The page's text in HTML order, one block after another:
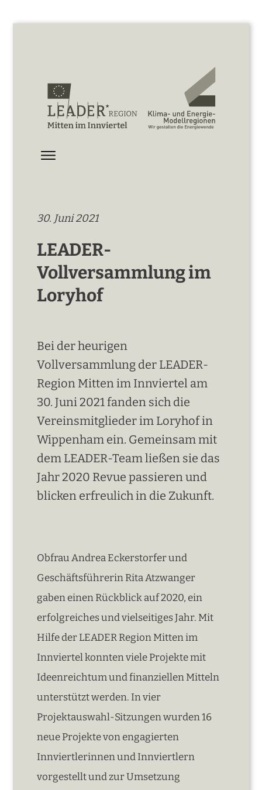
30. Juni 2021
LEADER-
Vollversammlung im
Loryhof
Bei der heurigen
Vollversammlung der LEADER-
Region Mitten im Innviertel am
30. Juni 2021 fanden sich die
Vereinsmitglieder im Loryhof in
Wippenham ein. Gemeinsam mit
dem LEADER-Team ließen sie das
Jahr 2020 Revue passieren und
blicken erfreulich in die Zukunft.
Obfrau Andrea Eckerstorfer und
Geschäftsführerin Rita Atzwanger
gaben einen Rückblick auf 2020, ein
erfolgreiches und vielseitiges Jahr. Mit
Hilfe der LEADER Region Mitten im
Innviertel konnten viele Projekte mit
Ideenreichtum und finanziellen Mitteln
unterstützt werden. In vier
Projektauswahl-Sitzungen wurden 16
neue Projekte von engagierten
Innviertlerinnen und Innviertlern
vorgestellt und zur Umsetzung